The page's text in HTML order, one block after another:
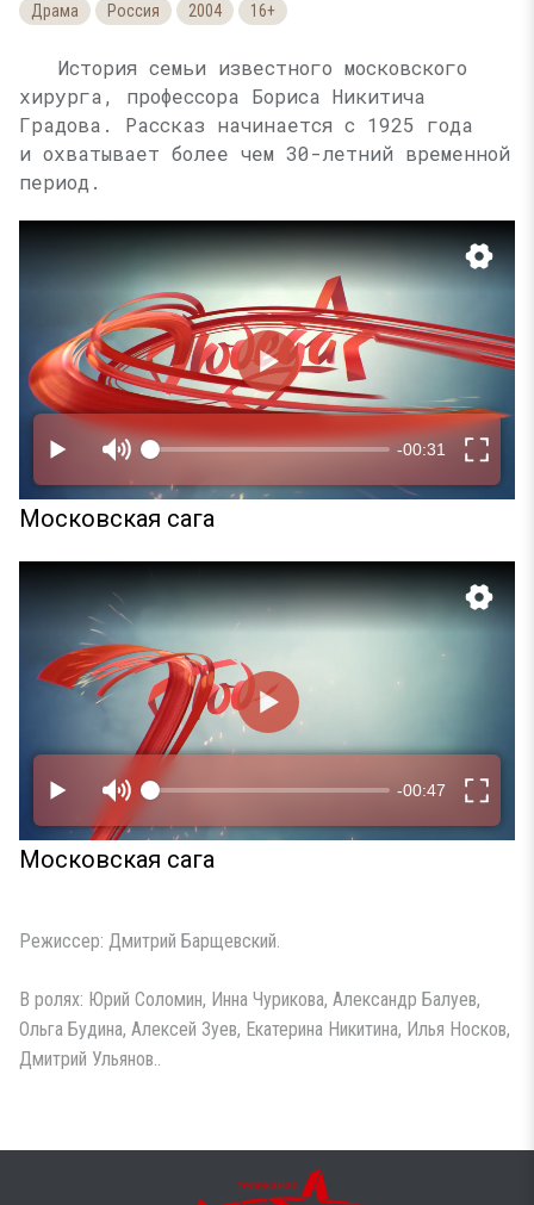
Драма Россия 2004 16+
История семьи известного московского
хирурга, профессора Бориса Никитича
Градова. Рассказ начинается с 1925 года
и охватывает более чем 30-летний временной
период.
Московская сага
Московская сага
Режиссер: Дмитрий Барщевский.
В ролях: Юрий Соломин, Инна Чурикова, Александр Балуев,
Ольга Будина, Алексей Зуев, Екатерина Никитина, Илья Носков,
Дмитрий Ульянов..